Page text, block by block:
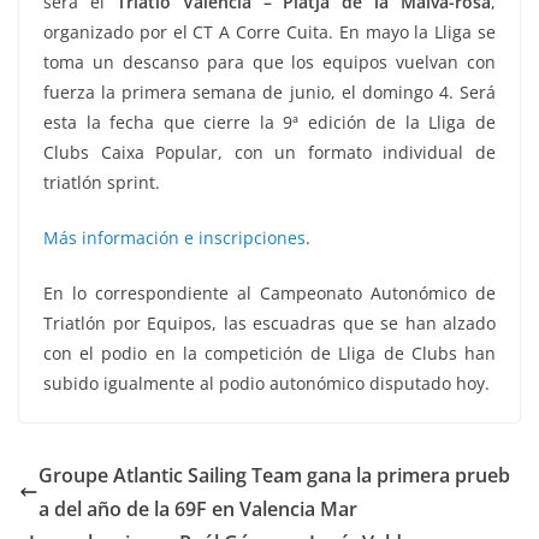
organizado por el CT A Corre Cuita. En mayo la Lliga se
toma un descanso para que los equipos vuelvan con
fuerza la primera semana de junio, el domingo 4. Será
esta la fecha que cierre la 9ª edición de la Lliga de
Clubs Caixa Popular, con un formato individual de
triatlón sprint.
Más información e inscripciones.
En lo correspondiente al Campeonato Autonómico de
Triatlón por Equipos, las escuadras que se han alzado
con el podio en la competición de Lliga de Clubs han
subido igualmente al podio autonómico disputado hoy.
Groupe Atlantic Sailing Team gana la primera prueb
a del año de la 69F en Valencia Mar